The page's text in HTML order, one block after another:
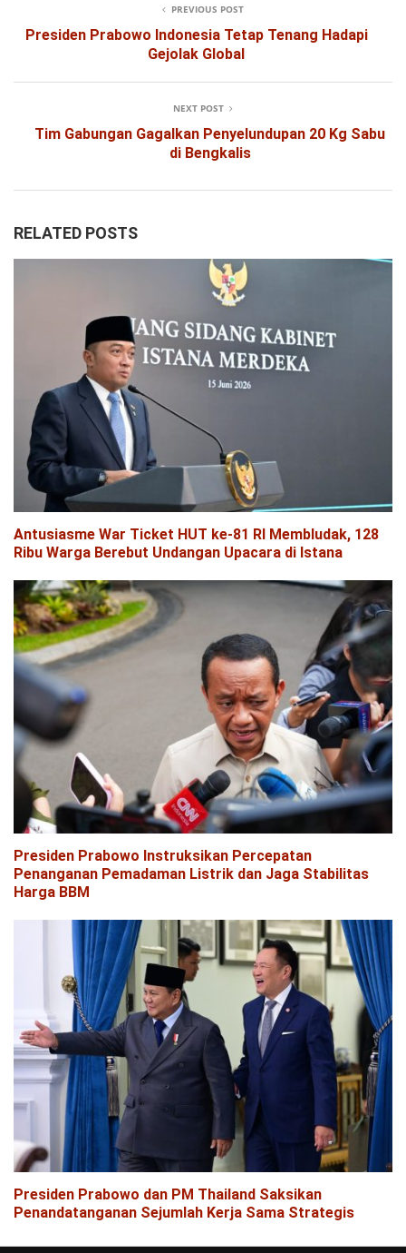
PREVIOUS POST
Presiden Prabowo Indonesia Tetap Tenang Hadapi
Gejolak Global
NEXT POST
Tim Gabungan Gagalkan Penyelundupan 20 Kg Sabu
di Bengkalis
RELATED POSTS
Antusiasme War Ticket HUT ke-81 RI Membludak, 128
Ribu Warga Berebut Undangan Upacara di Istana
Presiden Prabowo Instruksikan Percepatan
Penanganan Pemadaman Listrik dan Jaga Stabilitas
Harga BBM
Presiden Prabowo dan PM Thailand Saksikan
Penandatanganan Sejumlah Kerja Sama Strategis